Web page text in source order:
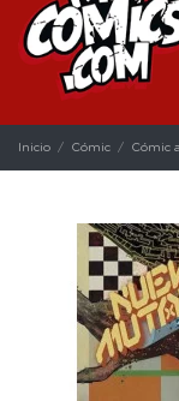
Inicio Cómic Cómic